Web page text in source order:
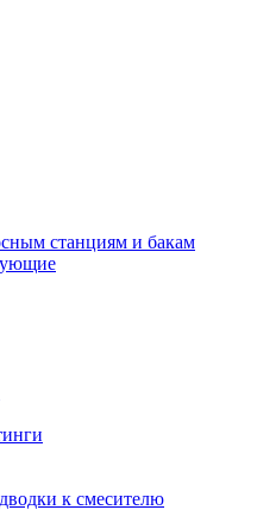
станциям и бакам
к смесителю